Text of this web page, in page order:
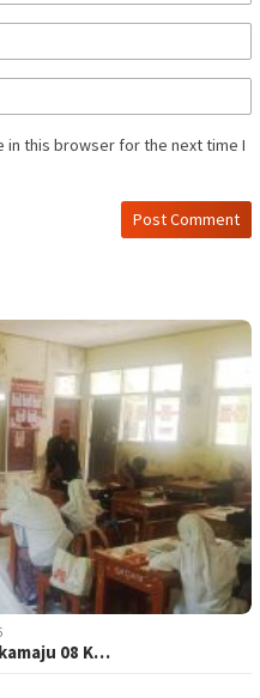
in this browser for the next time I
08 K…